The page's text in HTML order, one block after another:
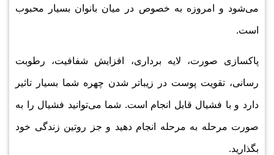
می‌شود و امروزه به خصوص در میان بانوان بسیار محبوب
است.
پاکسازی صورت، لایه برداری، افزایش شفافیت، رطوبت
رسانی، تقویت پوست در زیباتر شدن چهره شما بسیار تاثیر
دارد و با فشیال قابل انجام است. شما می‌توانید فشیال را به
صورت مرحله به مرحله انجام دهید و جز روتین زندگی خود
بگذارید.